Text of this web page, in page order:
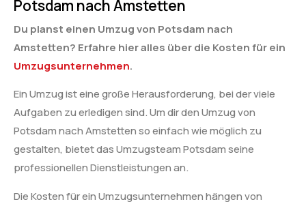
Potsdam nach Amstetten
Du planst einen Umzug von Potsdam nach
Amstetten? Erfahre hier alles über die Kosten für ein
Umzugsunternehmen.
Ein Umzug ist eine große Herausforderung, bei der viele
Aufgaben zu erledigen sind. Um dir den Umzug von
Potsdam nach Amstetten so einfach wie möglich zu
gestalten, bietet das Umzugsteam Potsdam seine
professionellen Dienstleistungen an.
Die Kosten für ein Umzugsunternehmen hängen von